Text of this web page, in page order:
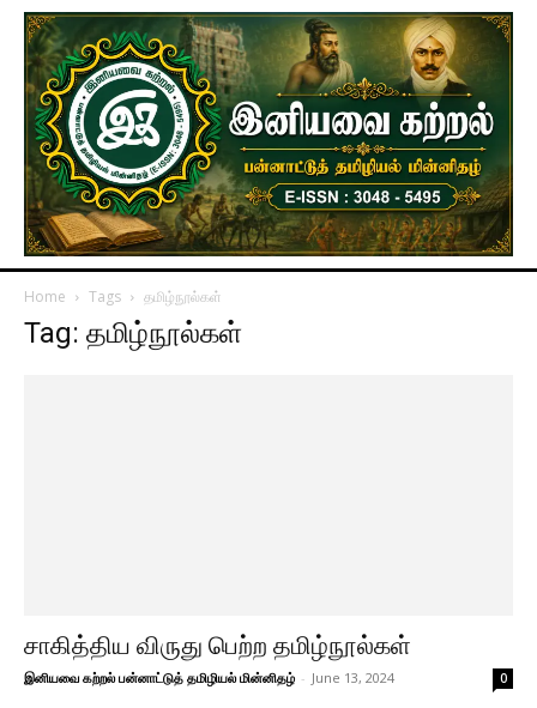
Home Tags தமிழ்நூல்கள்
Tag: தமிழ்நூல்கள்
சாகித்திய விருது பெற்ற தமிழ்நூல்கள்
இனியவை கற்றல் பன்னாட்டுத் தமிழியல் மின்னிதழ் - June 13, 2024 0